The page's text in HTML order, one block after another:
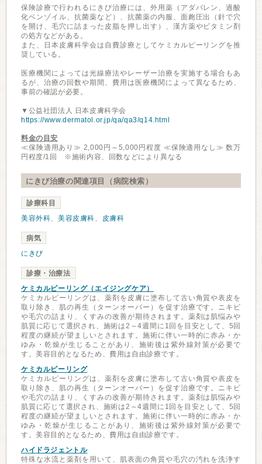
保険診療で行われるにきび治療には、外用薬（アダパレン、過酸
化ベンゾイル、抗菌薬など）、抗菌薬の内服、面皰圧出（針で穴
を開け、毛穴に詰まった皮脂を押し出す）、漢方薬やビタミン剤
の処方などがある。
また、日本皮膚科学会は自費診療としてケミカルピーリングを推
奨している。
医療機関によっては光線療法やレーザー治療を実施する場合もあ
るが、治療の回数や期間、費用は医療機関によって異なるため、
事前の確認が必要。
▼公益社団法人 日本皮膚科学会
https://www.dermatol.or.jp/qa/qa3/q14.html
料金の目安
≪保険適用あり≫ 2,000円～5,000円程度 ≪保険適用なし≫ 数万
円程度/1回 ※施術内容、回数などにより異なる
にきび治療の関連項目（病院検索）
診療科目
美容外科、美容皮膚科、 皮膚科
病気
にきび
診療・治療法
ケミカルピーリング（エイジングケア）
ケミカルピーリングは、薬剤を皮膚に塗布して古い角質や表皮を
取り除き、肌の再生（ターンオーバー）を促す治療です。ニキビ
や毛穴の詰まり、くすみの改善が期待されます。薬剤は肌悩みや
肌質に応じて選択され、施術は2～4週間に1回を目安として、5回
程度の継続が望ましいとされます。施術に伴い一時的に赤み・か
ゆみ・乾燥が生じることがあり、施術後は紫外線対策が必要で
す。美容目的となるため、費用は自由診療です。
ケミカルピーリング
ケミカルピーリングは、薬剤を皮膚に塗布して古い角質や表皮を
取り除き、肌の再生（ターンオーバー）を促す治療です。ニキビ
や毛穴の詰まり、くすみの改善が期待されます。薬剤は肌悩みや
肌質に応じて選択され、施術は2～4週間に1回を目安として、5回
程度の継続が望ましいとされます。施術に伴い一時的に赤み・か
ゆみ・乾燥が生じることがあり、施術後は紫外線対策が必要で
す。美容目的となるため、費用は自由診療です。
ハイドラジェントル
特殊な水流と薬剤を用いて、肌表面の角質や毛穴の汚れを洗浄す